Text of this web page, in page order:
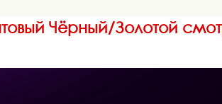
Чёрный/Золотой